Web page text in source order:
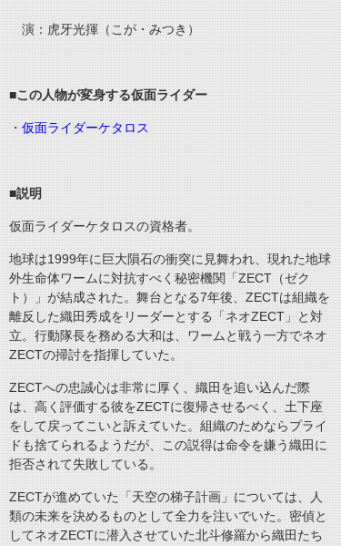
演：虎牙光揮（こが・みつき）
■この人物が変身する仮面ライダー
・ 仮面ライダーケタロス
■説明
仮面ライダーケタロスの資格者。
地球は1999年に巨大隕石の衝突に見舞われ、現れた地球
外生命体ワームに対抗すべく秘密機関「ZECT（ゼク
ト）」が結成された。舞台となる7年後、ZECTは組織を
離反した織田秀成をリーダーとする「ネオZECT」と対
立。行動隊長を務める大和は、ワームと戦う一方でネオ
ZECTの掃討を指揮していた。
ZECTへの忠誠心は非常に厚く、織田を追い込んだ際
は、高く評価する彼をZECTに復帰させるべく、土下座
をして戻ってこいと訴えていた。組織のためならプライ
ドも捨てられるようだが、この説得は命令を嫌う織田に
拒否されて失敗している。
ZECTが進めていた「天空の梯子計画」については、人
類の未来を決めるものとして全力を注いでいた。密偵と
してネオZECTに潜入させていた北斗修羅から織田たち